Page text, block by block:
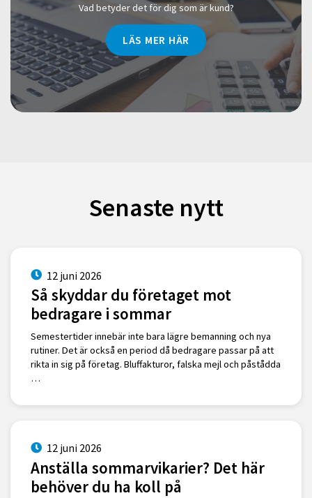
Vad betyder det för dig som är kund?
LÄS MER HÄR
Senaste nytt
12 juni 2026
Så skyddar du företaget mot
bedragare i sommar
Semestertider innebär inte bara lägre bemanning och nya
rutiner. Det är också en period då bedragare passar på att
rikta in sig på företag. Bluffakturor, falska mejl och påstådda
…
12 juni 2026
Anställa sommarvikarier? Det här
behöver du ha koll på